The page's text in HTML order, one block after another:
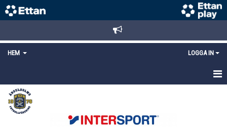
HEM LOGGA IN
STARTSIDA
NYHETER